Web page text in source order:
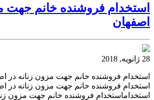
استخدام فروشنده خانم جهت
اصفهان
28 ژانویه, 2018
استخدام فروشنده خانم جهت مزون زنانه در
استخدام فروشنده خانم جهت مزون زنانه در
استخداماستخدام فروشنده خانم جهت مزون